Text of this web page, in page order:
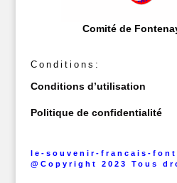
Comité de
Conditions:
Conditions d’utilisation
Politique de confidentialité
le-souvenir-francais-
@Copyright 2023 Tous